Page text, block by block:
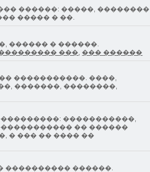
������: �����, ��������
����� � ��.
������ � ������.
��� ,��� ������
�����������. ����,
�������, ��������,
�����������,
�� ������
� ��� �� ���� ��
���������� ������.